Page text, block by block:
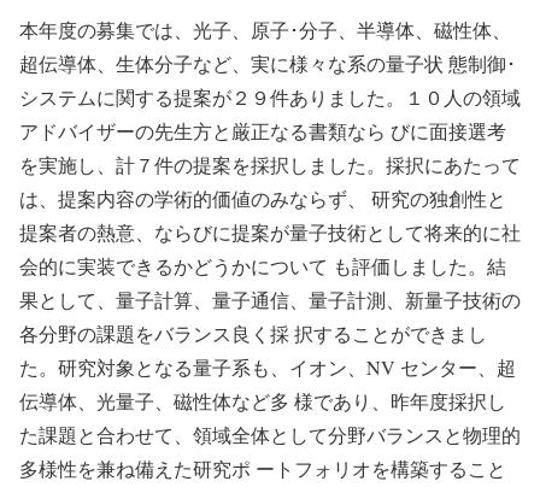
本年度の募集では、光子、原子･分子、半導体、磁性体、
超伝導体、生体分子など、実に様々な系の量子状 態制御･
システムに関する提案が２９件ありました。１０人の領域
アドバイザーの先生方と厳正なる書類なら びに面接選考
を実施し、計７件の提案を採択しました。採択にあたって
は、提案内容の学術的価値のみならず、 研究の独創性と
提案者の熱意、ならびに提案が量子技術として将来的に社
会的に実装できるかどうかについて も評価しました。結
果として、量子計算、量子通信、量子計測、新量子技術の
各分野の課題をバランス良く採 択することができまし
た。研究対象となる量子系も、イオン、NV センター、超
伝導体、光量子、磁性体など多 様であり、昨年度採択し
た課題と合わせて、領域全体として分野バランスと物理的
多様性を兼ね備えた研究ポ ートフォリオを構築すること